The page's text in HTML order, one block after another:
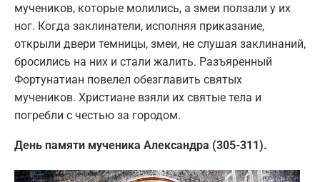
мучеников, которые молились, а змеи ползали у их
ног. Когда заклинатели, исполняя приказание,
открыли двери темницы, змеи, не слушая заклинаний,
бросились на них и стали жалить. Разъяренный
Фортунатиан повелел обезглавить святых
мучеников. Христиане взяли их святые тела и
погребли с честью за городом.
День памяти мученика Александра (305-311).